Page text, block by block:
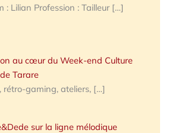
: Lilian Profession : Tailleur […]
au cœur du Week-end Culture
Tarare
rétro-gaming, ateliers, […]
sur la ligne mélodique